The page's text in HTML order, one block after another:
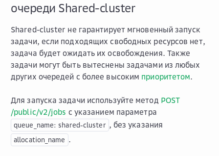
очереди Shared-cluster
Shared-cluster не гарантирует мгновенный запуск
задачи, если подходящих свободных ресурсов нет,
задача будет ожидать их освобождения. Также
задачи могут быть вытеснены задачами из любых
других очередей с более высоким приоритетом.
Для запуска задачи используйте метод POST
/public/v2/jobs с указанием параметра
queue_name: shared-cluster , без указания
allocation_name .